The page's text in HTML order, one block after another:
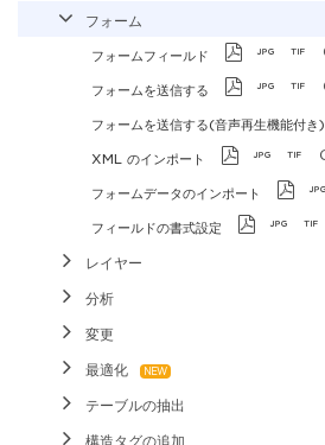
フォーム
フォームフィールド
フォームを送信する
フォームを送信する(音声再生機能付き)
XML のインポート
フォームデータのインポート
フィールドの書式設定
レイヤー
分析
変更
最適化
テーブルの抽出
構造タグの追加